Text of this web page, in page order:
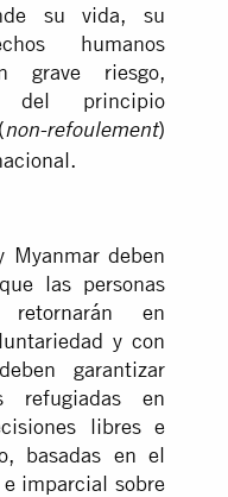
su vida, su
humanos
grave riesgo,
del principio
non-refoulement)
Myanmar deben
las personas
retornarán en
y con
garantizar
refugiadas en
libres e
basadas en el
imparcial sobre